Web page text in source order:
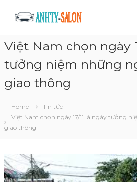
content
Mua
bán
tải
cũ
Giá
tốt
và
chóng
Việt Nam chọn ngày
tưởng niệm những
giao thông
Home
Tin tức
Việt Nam chọn ngày 17/11 là ngày tưởng
giao thông